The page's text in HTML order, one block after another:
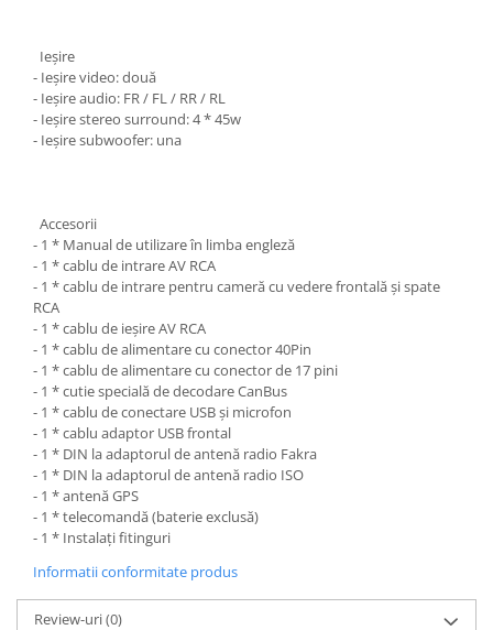
Ieșire
- Ieșire video: două
- Ieșire audio: FR / FL / RR / RL
- Ieșire stereo surround: 4 * 45w
- Ieșire subwoofer: una
Accesorii
- 1 * Manual de utilizare în limba engleză
- 1 * cablu de intrare AV RCA
- 1 * cablu de intrare pentru cameră cu vedere frontală și spate
RCA
- 1 * cablu de ieșire AV RCA
- 1 * cablu de alimentare cu conector 40Pin
- 1 * cablu de alimentare cu conector de 17 pini
- 1 * cutie specială de decodare CanBus
- 1 * cablu de conectare USB și microfon
- 1 * cablu adaptor USB frontal
- 1 * DIN la adaptorul de antenă radio Fakra
- 1 * DIN la adaptorul de antenă radio ISO
- 1 * antenă GPS
- 1 * telecomandă (baterie exclusă)
- 1 * Instalați fitinguri
Informatii conformitate produs
Review-uri(0)